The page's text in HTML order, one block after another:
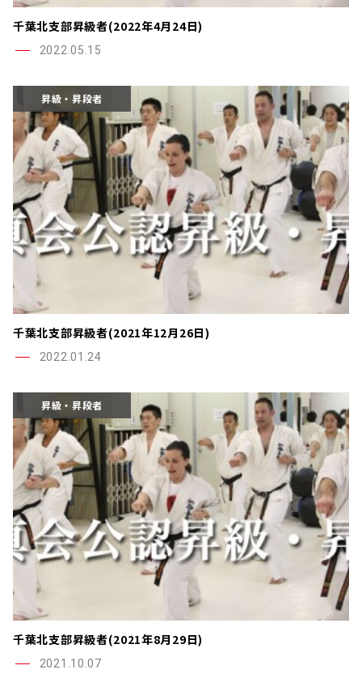
千葉北支部昇級者(2022年4月24日)
2022.05.15
昇級・昇段者
千葉北支部昇級者(2021年12月26日)
2022.01.24
昇級・昇段者
千葉北支部昇級者(2021年8月29日)
2021.10.07